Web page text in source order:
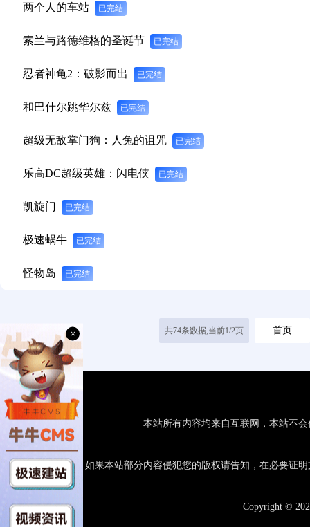
两个人的车站 已完结
索兰与路德维格的圣诞节 已完结
忍者神龟2：破影而出 已完结
和巴什尔跳华尔兹 已完结
超级无敌掌门狗：人兔的诅咒 已完结
乐高DC超级英雄：闪电侠 已完结
凯旋门 已完结
极速蜗牛 已完结
怪物岛 已完结
共74条数据,当前1/2页 首页
本站所有内容均来自互联网，本站不
如果本站部分内容侵犯您的版权请告知，在必要证
Copyright ©
×